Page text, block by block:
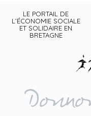
LE PORTAIL DE
L’ÉCONOMIE SOCIALE
ET SOLIDAIRE EN
BRETAGNE